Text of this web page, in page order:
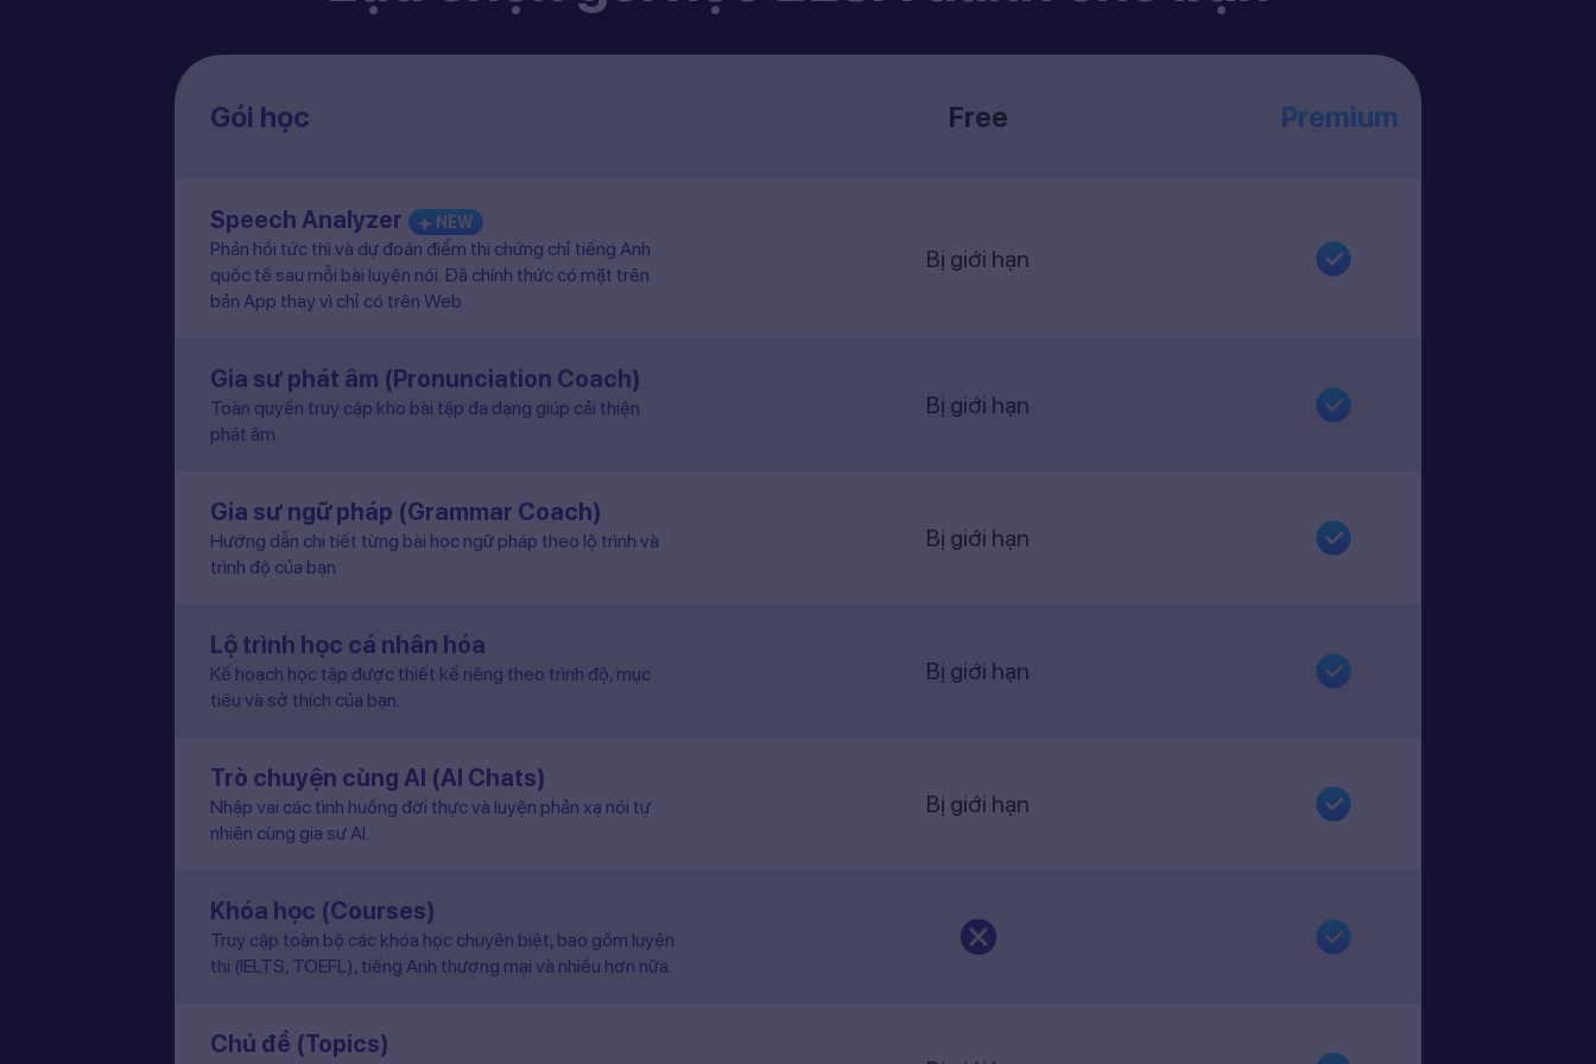
Gói học Free Premium
Speech Analyzer NEW
Phản hồi tức thì và dự đoán điểm thi chứng chỉ tiếng Anh
quốc tế sau mỗi bài luyện nói. Đã chính thức có mặt trên
bản App thay vì chỉ có trên Web.
Bị giới hạn
Gia sư phát âm (Pronunciation Coach)
Toàn quyền truy cập kho bài tập đa dạng giúp cải thiện
phát âm.
Bị giới hạn
Gia sư ngữ pháp (Grammar Coach)
Hướng dẫn chi tiết từng bài học ngữ pháp theo lộ trình và
trình độ của bạn
Bị giới hạn
Lộ trình học cá nhân hóa
Kế hoạch học tập được thiết kế riêng theo trình độ, mục
tiêu và sở thích của bạn.
Bị giới hạn
Trò chuyện cùng AI (AI Chats)
Nhập vai các tình huống đời thực và luyện phản xạ nói tự
nhiên cùng gia sư AI.
Bị giới hạn
Khóa học (Courses)
Truy cập toàn bộ các khóa học chuyên biệt, bao gồm luyện
thi (IELTS, TOEFL), tiếng Anh thương mại và nhiều hơn nữa.
Chủ đề (Topics)